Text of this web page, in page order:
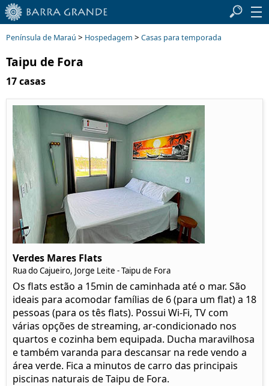
Península de Maraú > Hospedagem > Casas para temporada
Taipu de Fora
17 casas
Verdes Mares Flats
Rua do Cajueiro, Jorge Leite - Taipu de Fora
Os flats estão a 15min de caminhada até o mar. São
ideais para acomodar famílias de 6 (para um flat) a 18
pessoas (para os tês flats). Possui Wi-Fi, TV com
várias opções de streaming, ar-condicionado nos
quartos e cozinha bem equipada. Ducha maravilhosa
e também varanda para descansar na rede vendo a
área verde. Fica a minutos de carro das principais
piscinas naturais de Taipu de Fora.